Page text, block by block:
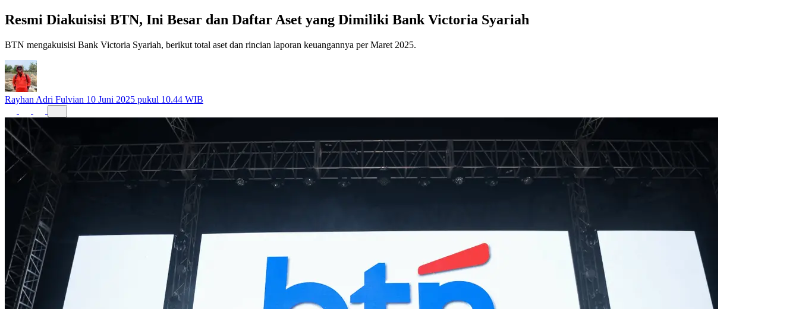
Resmi Diakuisisi BTN, Ini Besar dan Daftar Aset yang Dimiliki Bank Victoria Syariah
BTN mengakuisisi Bank Victoria Syariah, berikut total aset dan rincian laporan keuangannya per Maret 2025.
Rayhan Adri Fulvian 10 Juni 2025 pukul 10.44 WIB